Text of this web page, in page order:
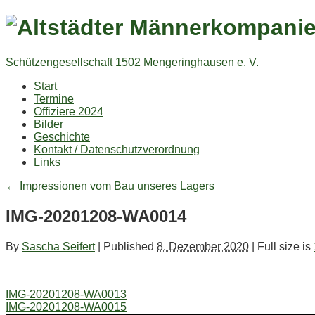
Schützengesellschaft 1502 Mengeringhausen e. V.
Start
Termine
Offiziere 2024
Bilder
Geschichte
Kontakt / Datenschutzverordnung
Links
←
Impressionen vom Bau unseres Lagers
IMG-20201208-WA0014
By Sascha Seifert Published 8. Dezember 2020 Full size is
IMG-20201208-WA0013
IMG-20201208-WA0015